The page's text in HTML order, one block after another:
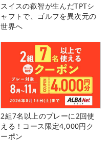
スイスの叡智が生んだTPTシ
ャフトで、ゴルフを異次元の
世界へ
2組7名以上のプレーに2回使
える！コース限定4,000円ク
ーポン